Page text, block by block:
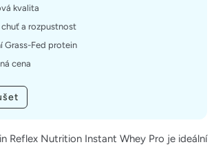
Reflex Nutrition Instant Whey Pro je ideální
kvalita
chuť a rozpustnost
Grass-Fed protein
cena